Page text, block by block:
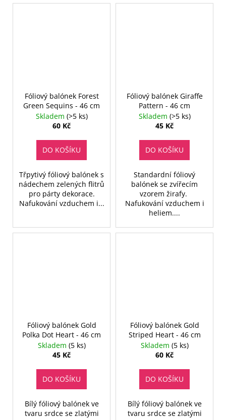
Fóliový balónek Forest
Green Sequins - 46 cm
Skladem (>5 ks)
60 Kč
DO KOŠÍKU
Třpytivý fóliový balónek s
nádechem zelených flitrů
pro párty dekorace.
Nafukování vzduchem i...
Fóliový balónek Giraffe
Pattern - 46 cm
Skladem (>5 ks)
45 Kč
DO KOŠÍKU
Standardní fóliový
balónek se zvířecím
vzorem žirafy.
Nafukování vzduchem i
heliem....
Fóliový balónek Gold
Polka Dot Heart - 46 cm
Skladem (5 ks)
45 Kč
DO KOŠÍKU
Bílý fóliový balónek ve
tvaru srdce se zlatými
Fóliový balónek Gold
Striped Heart - 46 cm
Skladem (5 ks)
60 Kč
DO KOŠÍKU
Bílý fóliový balónek ve
tvaru srdce se zlatými